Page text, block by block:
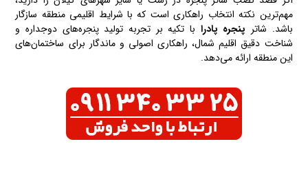
مهم‌ترین نکته انتخاب راهکاری است که با شرایط اقلیمی منطقه سازگار
باشد. شاتر پنجره پادرا با تکیه بر تجربه تولید پنجره‌های دوجداره و
شناخت دقیق اقلیم شمال، راهکاری اصولی و ماندگار برای ساختمان‌های
این منطقه ارائه می‌دهد.